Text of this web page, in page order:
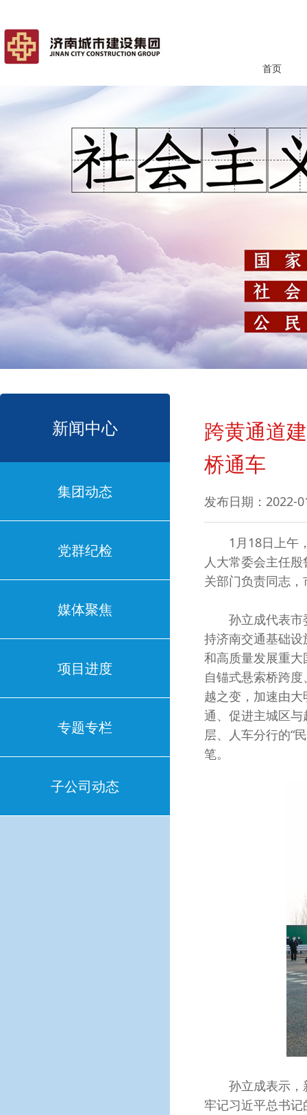
新闻中心
集团动态
党群纪检
媒体聚焦
项目进度
专题专栏
子公司动态
跨黄通道
桥通车
发布日期：2022-
1月18日上午，
人大常委会主任
关部门负责同志
孙立成代表市委
持济南交通基础
和高质量发展重
自锚式悬索桥跨
越之变，加速由大
通、促进主城区与
层、人车分行的“
笔。
孙立成表示，新
牢记习近平总书记